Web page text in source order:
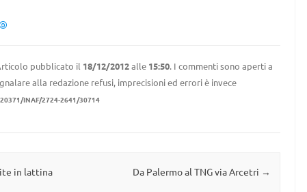
pubblicato il 18/12/2012alle 15:50. I commenti sono aperti a
alla redazione refusi, imprecisioni ed errori è invece
INAF/2724-2641/30714
in lattina Da Palermo al TNG via Arcetri →